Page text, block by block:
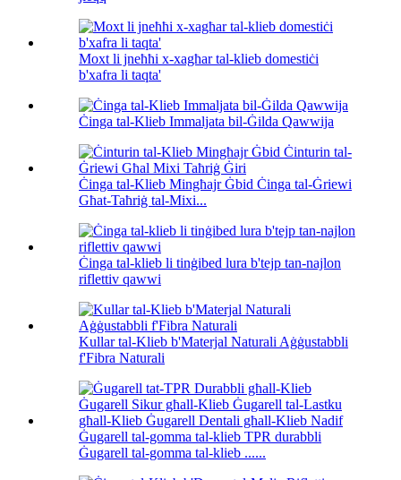
Moxt li jneħħi x-xagħar tal-klieb domestiċi
b'xafra li taqta'
Ċinga tal-Klieb Immaljata bil-Ġilda Qawwija
Ċinga tal-Klieb Mingħajr Ġbid Ċinga tal-Ġriewi
Għat-Taħriġ tal-Mixi...
Ċinga tal-klieb li tinġibed lura b'tejp tan-najlon
riflettiv qawwi
Kullar tal-Klieb b'Materjal Naturali Aġġustabbli
f'Fibra Naturali
Ġugarell tal-gomma tal-klieb TPR durabbli
Ġugarell tal-gomma tal-klieb ......